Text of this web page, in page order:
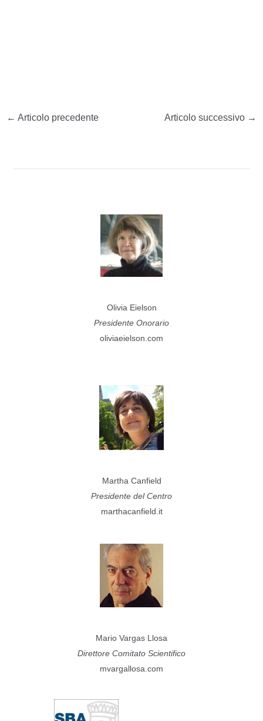
← Articolo precedente Articolo successivo →
Olivia Eielson
Presidente Onorario
oliviaeielson.com
Martha Canfield
Presidente del Centro
marthacanfield.it
Mario Vargas Llosa
Direttore Comitato Scientifico
mvargallosa.com